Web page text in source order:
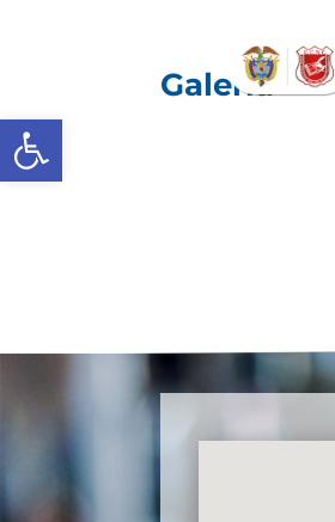
Abrir barra de herramientas
Galería